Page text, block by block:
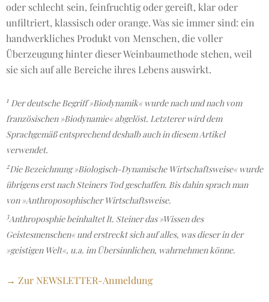
oder schlecht sein, feinfruchtig oder gereift, klar oder
unfiltriert, klassisch oder orange. Was sie immer sind: ein
handwerkliches Produkt von Menschen, die voller
Überzeugung hinter dieser Weinbaumethode stehen, weil
sie sich auf alle Bereiche ihres Lebens auswirkt.
1 Der deutsche Begriff »Biodynamik« wurde nach und nach vom
französischen »Biodynamie« abgelöst. Letzterer wird dem
Sprachgemäß entsprechend deshalb auch in diesem Artikel
verwendet.
2Die Bezeichnung »Biologisch-Dynamische Wirtschaftsweise« wurde
übrigens erst nach Steiners Tod geschaffen. Bis dahin sprach man
von »Anthroposophischer Wirtschaftsweise.
3Anthroposphie beinhaltet lt. Steiner das »Wissen des
Geistesmenschen« und erstreckt sich auf alles, was dieser in der
»geistigen Welt«, u.a. im Übersinnlichen, wahrnehmen könne.
→ Zur NEWSLETTER-Anmeldung